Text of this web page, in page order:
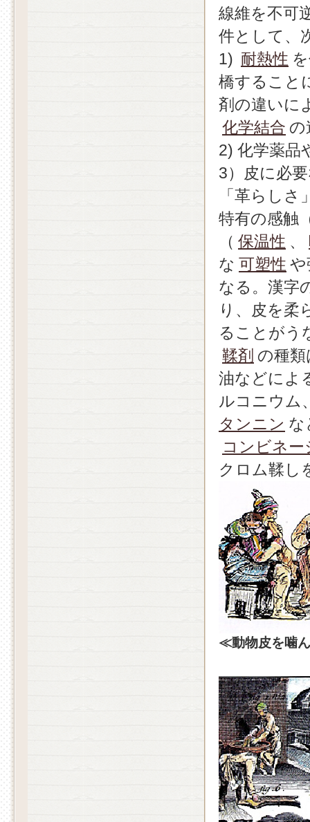
線維を不可
件として、
1) 耐熱性
橋すること
剤の違いに
化学結合 の
2) 化学薬品
3）皮に必
「革らし
特有の感触
（ 保温性 、
な 可塑性 や
なる。漢字
り、皮を柔
ることがう
鞣剤 の種
油などによ
ルコニウム
タンニン な
コンビネ
クロム鞣し
≪動物皮を噛